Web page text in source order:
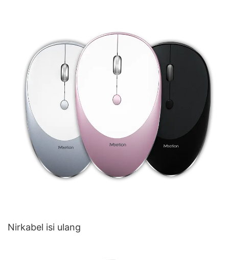
Nirkabel isi ulang